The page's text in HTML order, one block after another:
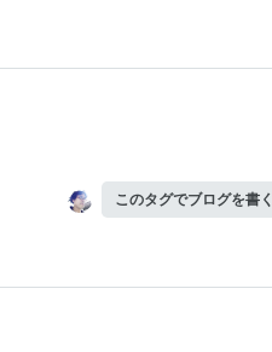
このタグでブログを書く